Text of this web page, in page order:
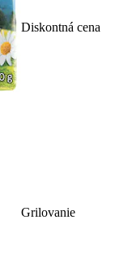
Diskontná cena
Grilovanie